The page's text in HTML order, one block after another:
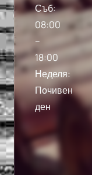
Съб:
08:00
–
18:00
Неделя:
Почивен
ден